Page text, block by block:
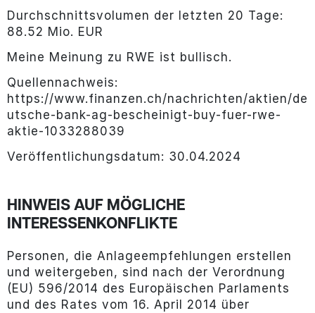
Durchschnittsvolumen der letzten 20 Tage:
88.52 Mio. EUR
Meine Meinung zu RWE ist bullisch.
Quellennachweis:
https://www.finanzen.ch/nachrichten/aktien/de
utsche-bank-ag-bescheinigt-buy-fuer-rwe-
aktie-1033288039
Veröffentlichungsdatum: 30.04.2024
HINWEIS AUF MÖGLICHE
INTERESSENKONFLIKTE
Personen, die Anlageempfehlungen erstellen
und weitergeben, sind nach der Verordnung
(EU) 596/2014 des Europäischen Parlaments
und des Rates vom 16. April 2014 über